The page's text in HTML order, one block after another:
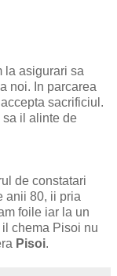
la asigurari sa
noi. In parcarea
sacrificiul.
sa il alinte de
de constatari
anii 80, ii pria
foile iar la un
chema Pisoi nu
Pisoi.